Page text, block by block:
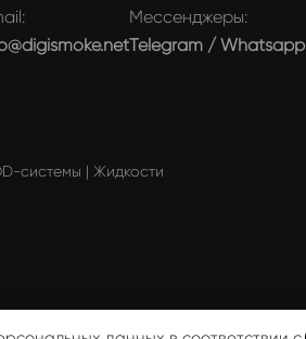
Мессенджеры:
Telegram / Whatsapp
системы | Жидкости